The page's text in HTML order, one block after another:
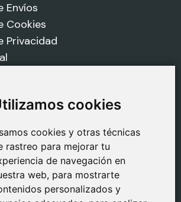
cookies
cookies y otras técnicas
rastreo para mejorar tu
de navegación en
web, para mostrarte
personalizados y
cookies
cookies y otras técnicas
rastreo para mejorar tu
de navegación en
web, para mostrarte
personalizados y
Envíos
Cookies
Privacidad
6, 28770 Colmenar Viejo,